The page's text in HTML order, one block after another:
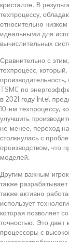
кристалле. В
техпроцессу,
относительно
идеальными для
вычислительных
Сравнительно с
техпроцесс,
TSMC по
в 2021 году Intel
10-нм техпроцессу,
улучшить
не менее, переход
столкнулась с
производством, что
моделей.
Другим важным
также
также активно
использует
которая позволяет
точностью. Это дает
процессоры с